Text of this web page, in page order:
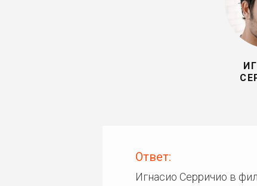
Ответ:
Игнасио Серричио в